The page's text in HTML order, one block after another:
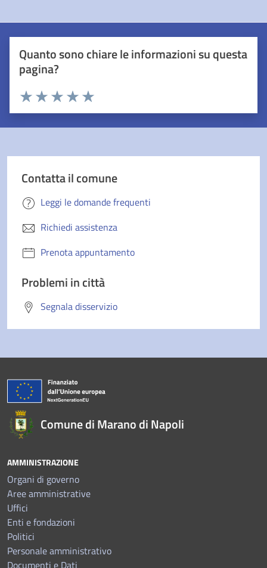
Quanto sono chiare le informazioni su questa
pagina?
Valuta 5 stelle su 5
Valuta 4 stelle su 5
Valuta 3 stelle su 5
Valuta 2 stelle su 5
Valuta 1 stelle su 5
Contatta il comune
Leggi le domande frequenti
Richiedi assistenza
Prenota appuntamento
Problemi in città
Segnala disservizio
Comune di Marano di Napoli
AMMINISTRAZIONE
Organi di governo
Aree amministrative
Uffici
Enti e fondazioni
Politici
Personale amministrativo